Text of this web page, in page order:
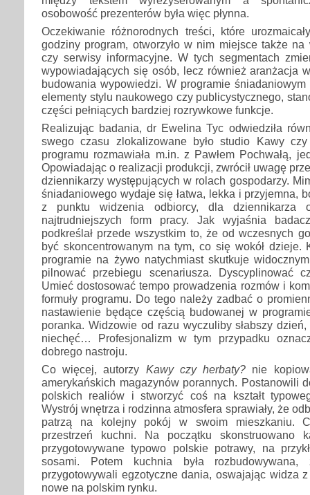
osobowość prezenterów była więc płynna.
Oczekiwanie różnorodnych treści, które
godziny program, otworzyło w nim miejsce także
czy serwisy informacyjne. W tych segmentach
wypowiadających się osób, lecz również aranżacja
budowania wypowiedzi. W programie
elementy stylu naukowego czy publicystycznego,
części pełniących bardziej rozrywkowe funkcje.
Realizując badania, dr Ewelina Tyc odwiedziła
swego czasu zlokalizowane było studio Kawy
programu rozmawiała m.in. z Pawłem Pochwałą,
Opowiadając o realizacji produkcji, zwrócił uwagę
dziennikarzy występujących w rolach gospodarzy.
śniadaniowego wydaje się łatwa, lekka i przyjemna,
z punktu widzenia odbiorcy, dla
najtrudniejszych form pracy. Jak wyjaśnia
podkreślał przede wszystkim to, że od wczesnych
być skoncentrowanym na tym, co się wokół dzieje.
programie na żywo natychmiast skutkuje
pilnować przebiegu scenariusza. Dyscyplinować
Umieć dostosować tempo prowadzenia rozmów i
formuły programu. Do tego należy zadbać o
nastawienie będące częścią budowanej w
poranka. Widzowie od razu wyczuliby słabszy
niechęć… Profesjonalizm w tym przypadku
dobrego nastroju.
Co więcej, autorzy Kawy czy herbaty? nie
amerykańskich magazynów porannych. Postanowili
polskich realiów i stworzyć coś na kształt
Wystrój wnętrza i rodzinna atmosfera sprawiały, że
patrzą na kolejny pokój w swoim mieszkaniu.
przestrzeń kuchni. Na początku skonstruowano
przygotowywane typowo polskie potrawy, na
sosami. Potem kuchnia była rozbudowywana,
przygotowywali egzotyczne dania, oswajając widza
nowe na polskim rynku.